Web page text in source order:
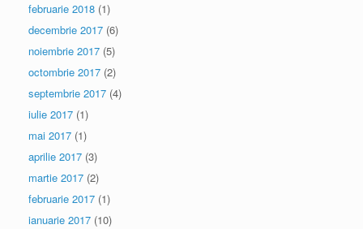
februarie 2018 (1)
decembrie 2017 (6)
noiembrie 2017 (5)
octombrie 2017 (2)
septembrie 2017 (4)
iulie 2017 (1)
mai 2017 (1)
aprilie 2017 (3)
martie 2017 (2)
februarie 2017 (1)
ianuarie 2017 (10)